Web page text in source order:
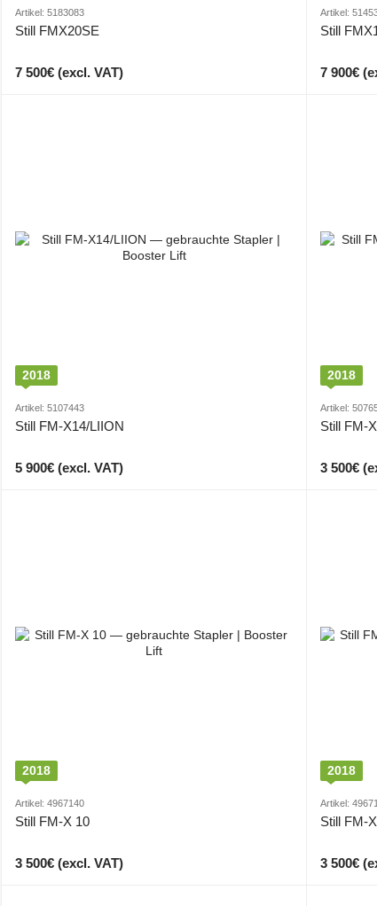
Artikel: 5183083
Still FMX20SE
7 500€ (excl. VAT)
Artikel:
Still
7 900€
2018
Artikel: 5107443
Still FM-X14/LIION
5 900€ (excl. VAT)
2018
Artikel:
Still FM-
3 500€
2018
Artikel: 4967140
Still FM-X 10
3 500€ (excl. VAT)
2018
Artikel:
Still FM-
3 500€